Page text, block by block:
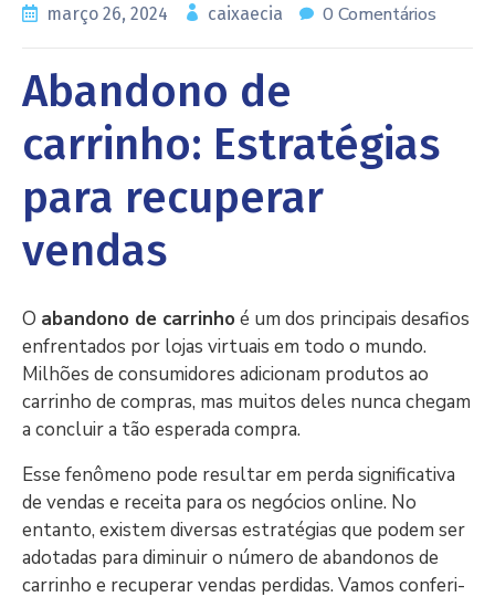
março 26, 2024 caixaecia 0 Comentários
Abandono de
carrinho: Estratégias
para recuperar
vendas
O abandono de carrinho é um dos principais desafios
enfrentados por lojas virtuais em todo o mundo.
Milhões de consumidores adicionam produtos ao
carrinho de compras, mas muitos deles nunca chegam
a concluir a tão esperada compra.
Esse fenômeno pode resultar em perda significativa
de vendas e receita para os negócios online. No
entanto, existem diversas estratégias que podem ser
adotadas para diminuir o número de abandonos de
carrinho e recuperar vendas perdidas. Vamos conferi-